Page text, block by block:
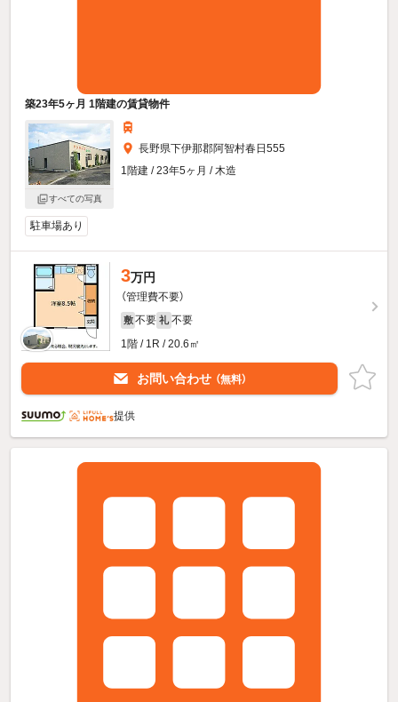
築23年5ヶ月 1階建の賃貸物件
すべての写真
長野県下伊那郡阿智村春日555
1階建 / 23年5ヶ月 / 木造
駐車場あり
3万円
（管理費不要）
敷 不要 礼 不要
1階 / 1R / 20.6㎡
お問い合わせ （無料）
提供